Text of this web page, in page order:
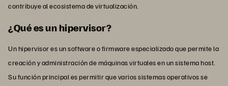
contribuye al ecosistema de virtualización.
¿Qué es un hipervisor?
Un hipervisor es un software o firmware especializado que permite la
creación y administración de máquinas virtuales en un sistema host.
Su función principal es permitir que varios sistemas operativos se